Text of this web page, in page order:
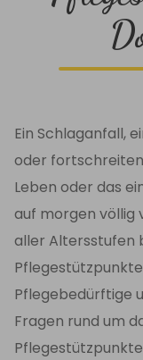
Ein Schlaganfall,
oder
Leben oder das
auf morgen völlig
aller Altersstufen
Pflegebedürftige
Fragen rund um